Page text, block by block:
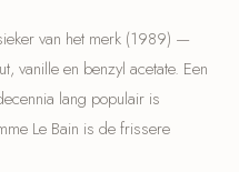
van het merk (1989) —
vanille en benzyl acetate. Een
lang populair is
Le Bain is de frissere